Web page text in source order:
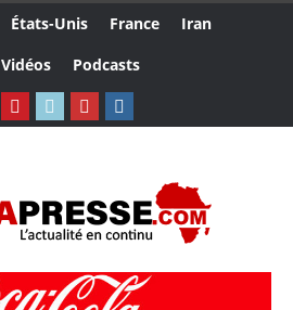
États-Unis France
Iran
Vidéos Podcasts